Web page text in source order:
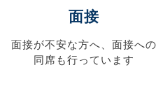
面接
面接が不安な方へ、 面接への
同席も行っています